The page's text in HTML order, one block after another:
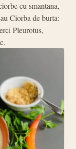
cu smantana,
Ciorba de burta:
Pleurotus,